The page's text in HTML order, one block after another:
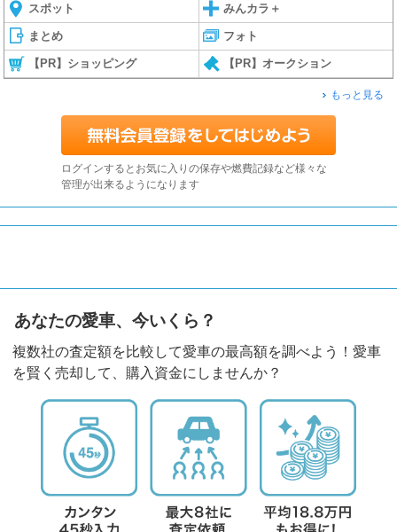
スポット みんカラ＋
まとめ フォト
【PR】ショッピング 【PR】オークション
もっと見る
ログインするとお気に入りの保存や燃費記録など様々な
管理が出来るようになります
あなたの愛車、今いくら？
複数社の査定額を比較して愛車の最高額を調べよう！愛車
を賢く売却して、購入資金にしませんか？